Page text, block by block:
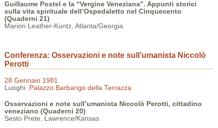
Guillaume Postel e la “Vergine Veneziana”. Appunti storici
sulla vita spirituale dell’Ospedaletto nel Cinquecento
(Quaderni 21)
Marion Leather-Kuntz, Atlanta/Georgia
Conferenza: Osservazioni e note sull’umanista Niccolò
Perotti
28 Gennaio 1981
Luoghi: Palazzo Barbarigo della Terrazza
Osservazioni e note sull’umanista Niccolò Perotti, cittadino
veneziano (Quaderni 20)
Sesto Prete, Lawrence/Kansas